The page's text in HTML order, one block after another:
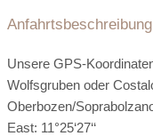
Bootshaus-Sauna
wir für Sie gebaut.
und Zirbenholz sowie
Register-Nr.:
Ausflugsziele
Anfahrtsbeschreibung
Unsere GPS-
Wolfsgruben oder
Oberbozen/
East: 11°25‘27‘‘